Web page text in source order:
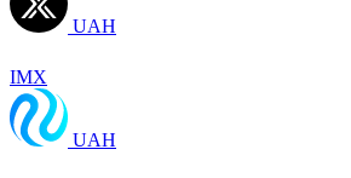
UAH
IMX
UAH